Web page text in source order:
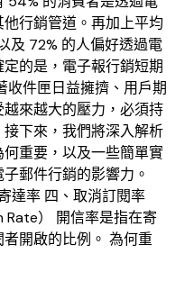
行銷管道。再加上平均
及 72% 的人偏好透過電
的是，電子報行銷短期
收件匣日益擁擠、用戶期
來越大的壓力，必須持
下來，我們將深入解析
重要，以及一些簡單實
郵件行銷的影響力。
達率 四、取消訂閱率
Rate） 開信率是指在寄
開啟的比例。 為何重